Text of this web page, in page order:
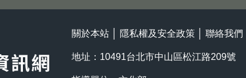
關於本站 隱私權及安全政策 聯絡我們
地址：10491台北市中山區松江路209號